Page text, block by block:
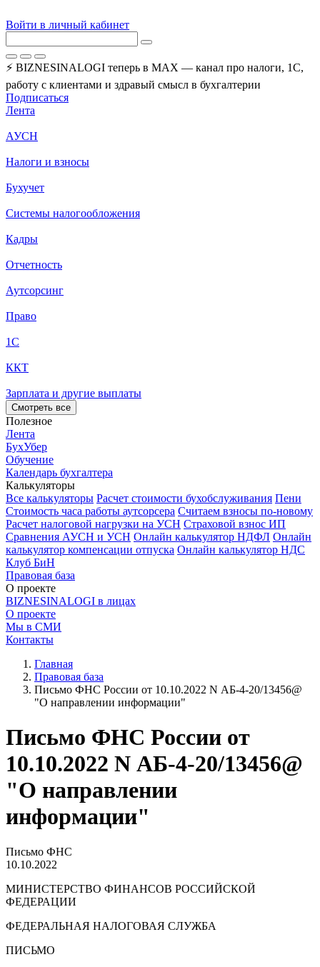
Войти в личный кабинет
⚡ BIZNESINALOGI теперь в MAX — канал про налоги, 1С,
работу с клиентами и здравый смысл в бухгалтерии
Подписаться
Лента
АУСН
Налоги и взносы
Бухучет
Системы налогообложения
Кадры
Отчетность
Аутсорсинг
Право
1С
ККТ
Зарплата и другие выплаты
Смотреть все
Полезное
Лента
БухУбер
Обучение
Календарь бухгалтера
Калькуляторы
Все калькуляторы Расчет стоимости бухобслуживания Пени
Стоимость часа работы аутсорсера Считаем взносы по-новому
Расчет налоговой нагрузки на УСН Страховой взнос ИП
Сравнения АУСН и УСН Онлайн калькулятор НДФЛ Онлайн
калькулятор компенсации отпуска Онлайн калькулятор НДС
Клуб БиН
Правовая база
О проекте
BIZNESINALOGI в лицах
О проекте
Мы в СМИ
Контакты
Главная
Правовая база
Письмо ФНС России от 10.10.2022 N АБ-4-20/13456@
"О направлении информации"
Письмо ФНС России от
10.10.2022 N АБ-4-20/13456@
"О направлении
информации"
Письмо ФНС
10.10.2022
МИНИСТЕРСТВО ФИНАНСОВ РОССИЙСКОЙ
ФЕДЕРАЦИИ
ФЕДЕРАЛЬНАЯ НАЛОГОВАЯ СЛУЖБА
ПИСЬМО